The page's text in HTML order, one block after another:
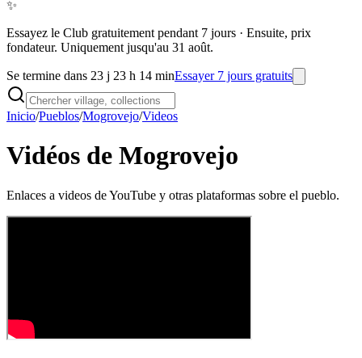
✨
Essayez le Club gratuitement pendant 7 jours · Ensuite, prix
fondateur. Uniquement jusqu'au 31 août.
Se termine dans 23 j 23 h 14 minEssayer 7 jours gratuits
Inicio/Pueblos/Mogrovejo/Videos
Vidéos de Mogrovejo
Enlaces a videos de YouTube y otras plataformas sobre el pueblo.